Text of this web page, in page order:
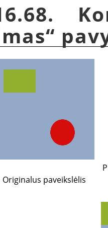
“
Originalus paveikslėlis